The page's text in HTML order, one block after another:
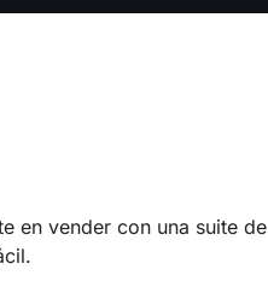
en vender con una suite de